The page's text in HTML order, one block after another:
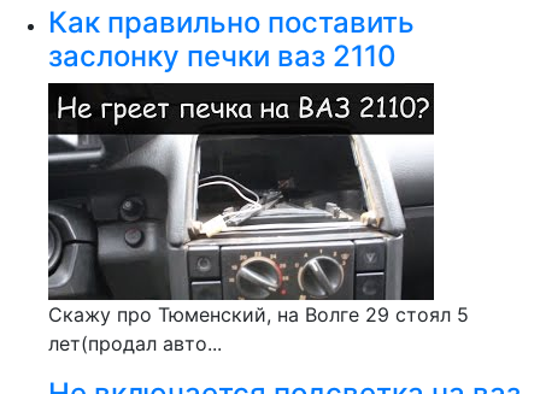
Как правильно поставить
заслонку печки ваз 2110
Скажу про Тюменский, на Волге 29 стоял 5
лет(продал авто...